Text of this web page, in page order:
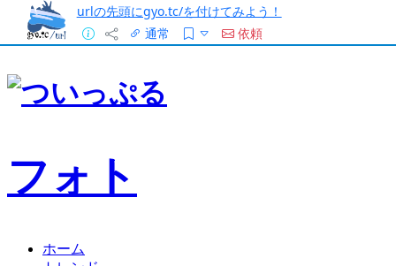
urlの先頭にgyo.tc/を付けてみよう！
通常
依頼